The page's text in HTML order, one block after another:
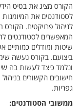
הקורס מציג את בסיס
לסטודנטים את
לניהול פרויקטים. הקורס
המאפשרים לסטודנטים
שיטות ומודלים כמותיים
ונלמד כיצד לעשות בה
חישובים הקשורים
גפריות.
ממשובי הסטודנטים: